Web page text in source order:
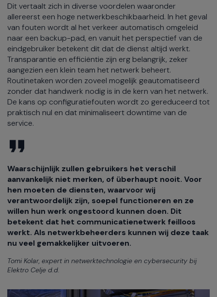
Dit vertaalt zich in diverse voordelen waaronder
allereerst een hoge netwerkbeschikbaarheid. In het geval
van fouten wordt al het verkeer automatisch omgeleid
naar een backup-pad, en vanuit het perspectief van de
eindgebruiker betekent dit dat de dienst altijd werkt.
Transparantie en efficiëntie zijn erg belangrijk, zeker
aangezien een klein team het netwerk beheert.
Routinetaken worden zoveel mogelijk geautomatiseerd
zonder dat handwerk nodig is in de kern van het netwerk.
De kans op configuratiefouten wordt zo gereduceerd tot
praktisch nul en dat minimaliseert downtime van de
service.
Waarschijnlijk zullen gebruikers het verschil
aanvankelijk niet merken, of überhaupt nooit. Voor
hen moeten de diensten, waarvoor wij
verantwoordelijk zijn, soepel functioneren en ze
willen hun werk ongestoord kunnen doen. Dit
betekent dat het communicatienetwerk feilloos
werkt. Als netwerkbeheerders kunnen wij deze taak
nu veel gemakkelijker uitvoeren.
Tomi Kolar, expert in netwerktechnologie en cybersecurity bij
Elektro Celje d.d.